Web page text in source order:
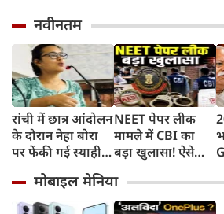
नवीनतम
रांची में छात्र आंदोलन
के दौरान नेहा बोरा
पर फेंकी गई स्याही,
पेलेट से नहीं डरे, इससे
भी नहीं डरेंगे
NEET पेपर लीक
मामले में CBI का
बड़ा खुलासा! ऐसे
हैरान करने वाला
तरीका आया सामने
मोबाइल मेनिया